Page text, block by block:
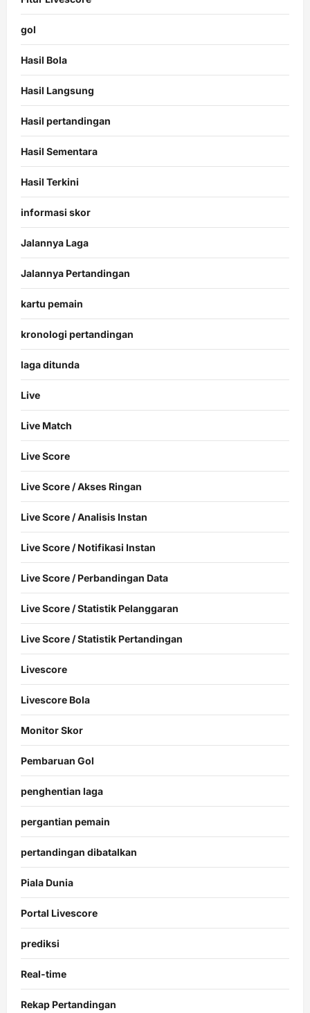
gol
Hasil Bola
Hasil Langsung
Hasil pertandingan
Hasil Sementara
Hasil Terkini
informasi skor
Jalannya Laga
Jalannya Pertandingan
kartu pemain
kronologi pertandingan
laga ditunda
Live
Live Match
Live Score
Live Score / Akses Ringan
Live Score / Analisis Instan
Live Score / Notifikasi Instan
Live Score / Perbandingan Data
Live Score / Statistik Pelanggaran
Live Score / Statistik Pertandingan
Livescore
Livescore Bola
Monitor Skor
Pembaruan Gol
penghentian laga
pergantian pemain
pertandingan dibatalkan
Piala Dunia
Portal Livescore
prediksi
Real-time
Rekap Pertandingan